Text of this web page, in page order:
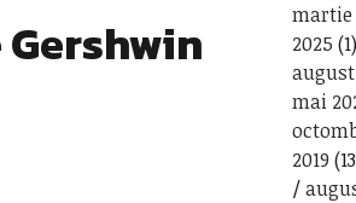
martie
2025 (1)
august
mai
2019